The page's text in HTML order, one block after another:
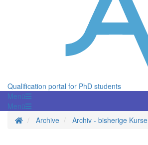
Qualification portal for PhD students
Menü
Menü
Homepage
Archive Archiv - bisherige Kurse